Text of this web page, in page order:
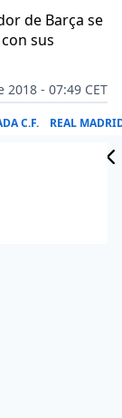
de Barça se
sus
2018 - 07:49 CET
C.F. REAL